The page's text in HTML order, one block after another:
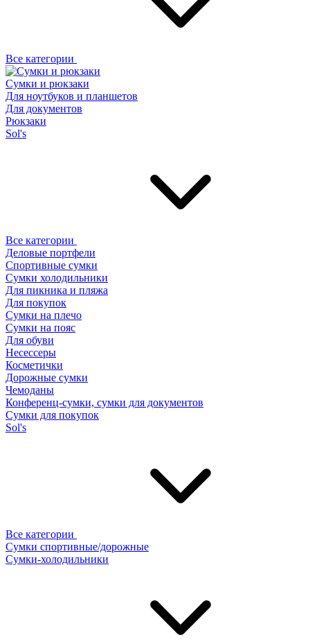
Все категории
Сумки и рюкзаки
Для ноутбуков и планшетов
Для документов
Рюкзаки
Sol's
Все категории
Деловые портфели
Спортивные сумки
Сумки холодильники
Для пикника и пляжа
Для покупок
Сумки на плечо
Сумки на пояс
Для обуви
Несессеры
Косметички
Дорожные сумки
Чемоданы
Конференц-сумки, сумки для документов
Сумки для покупок
Sol's
Все категории
Сумки спортивные/дорожные
Сумки-холодильники